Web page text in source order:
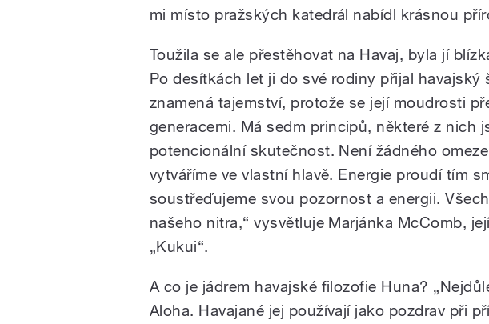
mi místo pražských katedrál nabídl krásnou
Toužila se ale přestěhovat na Havaj, byla jí
Po desítkách let ji do své rodiny přijal havajský
znamená tajemství, protože se její moudrosti
generacemi. Má sedm principů, některé z nich
potencionální skutečnost. Není žádného
vytváříme ve vlastní hlavě. Energie proudí tím
soustřeďujeme svou pozornost a energii.
našeho nitra,“ vysvětluje Marjánka McComb,
„Kukui“.
A co je jádrem havajské filozofie Huna?
Aloha. Havajané jej používají jako pozdrav při